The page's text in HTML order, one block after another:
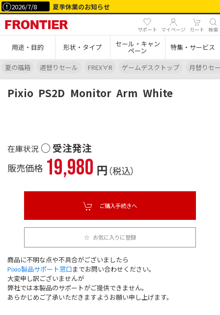
2026/7/8 夏季休業のお知らせ
サポート マイページ カート 検索
用途・目的 形状・タイプ セール・キャン
ペーン 特集・サービス
夏の福箱 週替りセール FREX∀R ゲームデスクトップ 月替りセ
Pixio PS2D Monitor Arm White
○ 受注発注
販売価格 19,980 円（税込）
ご購入手続きへ
お気に入りに登録
商品に不明な点や不具合がございましたら
Pixio製品サポート窓口までお問い合わせください。
大変申し訳ございませんが
弊社では本製品のサポートがご提供できません。
あらかじめご了承いただきますようお願い申し上げます。